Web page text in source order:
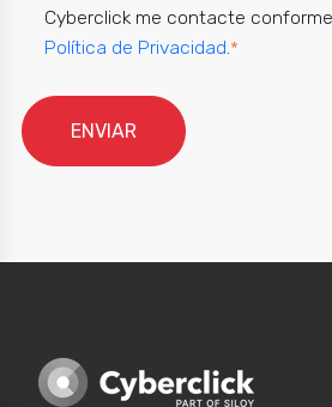
Cyberclick me contacte
Política de Privacidad.*